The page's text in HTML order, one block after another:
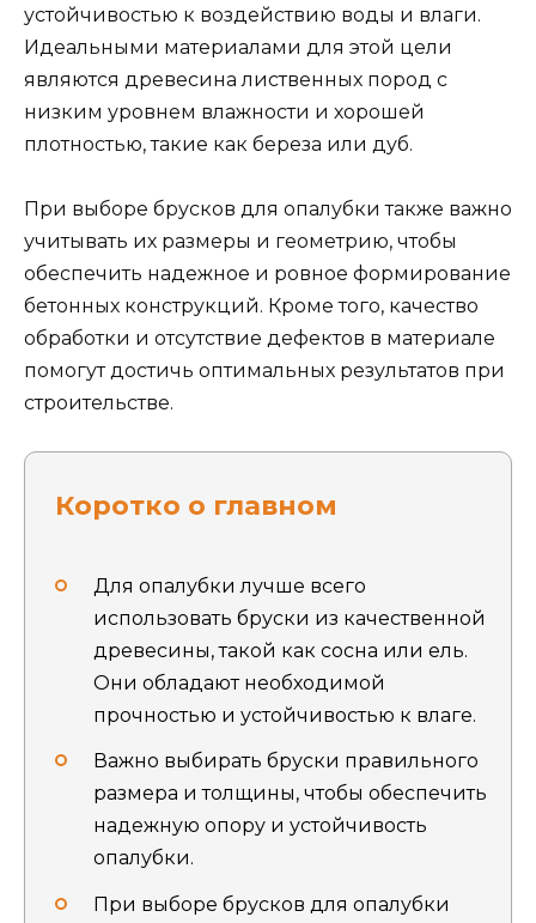
устойчивостью к воздействию воды и влаги.
Идеальными материалами для этой цели
являются древесина лиственных пород с
низким уровнем влажности и хорошей
плотностью, такие как береза или дуб.
При выборе брусков для опалубки также важно
учитывать их размеры и геометрию, чтобы
обеспечить надежное и ровное формирование
бетонных конструкций. Кроме того, качество
обработки и отсутствие дефектов в материале
помогут достичь оптимальных результатов при
строительстве.
Коротко о главном
Для опалубки лучше всего
использовать бруски из качественной
древесины, такой как сосна или ель.
Они обладают необходимой
прочностью и устойчивостью к влаге.
Важно выбирать бруски правильного
размера и толщины, чтобы обеспечить
надежную опору и устойчивость
опалубки.
При выборе брусков для опалубки